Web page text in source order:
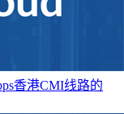
香港CMI线路的